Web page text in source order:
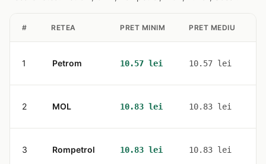
# RETEA PRET MINIM PRET MEDIU
1 Petrom 10.57 lei 10.57 lei
2 MOL 10.83 lei 10.83 lei
3 Rompetrol 10.83 lei 10.83 lei